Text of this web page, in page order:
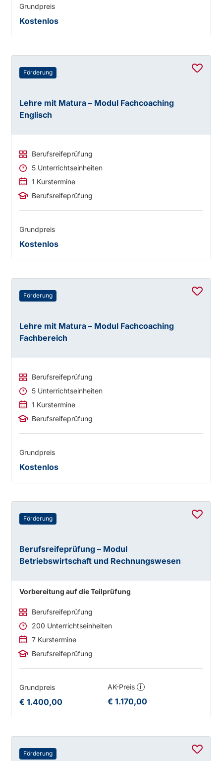
Grundpreis
Kostenlos
Förderung
Lehre mit Matura – Modul Fachcoaching
Englisch
Berufsreifeprüfung
5 Unterrichtseinheiten
1 Kurstermine
Berufsreifeprüfung
Grundpreis
Kostenlos
Förderung
Lehre mit Matura – Modul Fachcoaching
Fachbereich
Berufsreifeprüfung
5 Unterrichtseinheiten
1 Kurstermine
Berufsreifeprüfung
Grundpreis
Kostenlos
Förderung
Berufsreifeprüfung – Modul
Betriebswirtschaft und Rechnungswesen
Vorbereitung auf die Teilprüfung
Berufsreifeprüfung
200 Unterrichtseinheiten
7 Kurstermine
Berufsreifeprüfung
Grundpreis
€ 1.400,00
AK-Preis i
€ 1.170,00
Förderung